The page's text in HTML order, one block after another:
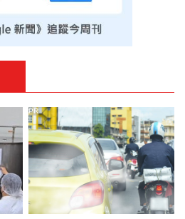
PR